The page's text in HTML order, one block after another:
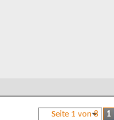
Seite 1 von 8 1